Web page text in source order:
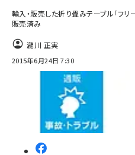
輸入・販売した折り畳みテーブル「フ
販売済み
瀧川 正実
2015年6月24日 7:30